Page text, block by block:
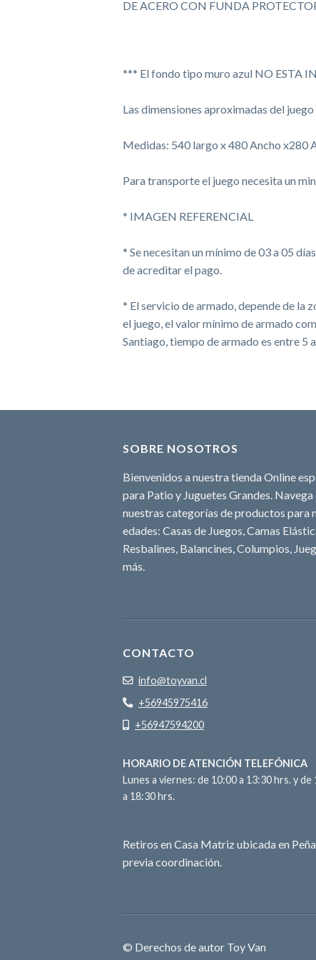
DE ACERO CON FUNDA
*** El fondo tipo muro azul NO ESTA
Las dimensiones aproximadas del juego
Medidas: 540 largo x 480 Ancho x280
Para transporte el juego necesita un
* IMAGEN REFERENCIAL
* Se necesitan un mínimo de 03 a 05
de acreditar el pago.
* El servicio de armado, depende de la
el juego, el valor mínimo de armado
Santiago, tiempo de armado es entre 5 a
SOBRE NOSOTROS
Bienvenidos a nuestra tienda Online
para Patio y Juguetes Grandes.
nuestras categorías de productos para
edades: Casas de Juegos, Camas
Resbalines, Balancines, Columpios,
más.
CONTACTO
info@toyvan.cl
+56945975416
+56947594200
HORARIO DE ATENCIÓN TELEFÓNICA
Lunes a viernes: de 10:00 a 13:30 hrs. y de
a 18:30 hrs.
Retiros en Casa Matriz ubicada en
previa coordinación.
© Derechos de autor Toy Van